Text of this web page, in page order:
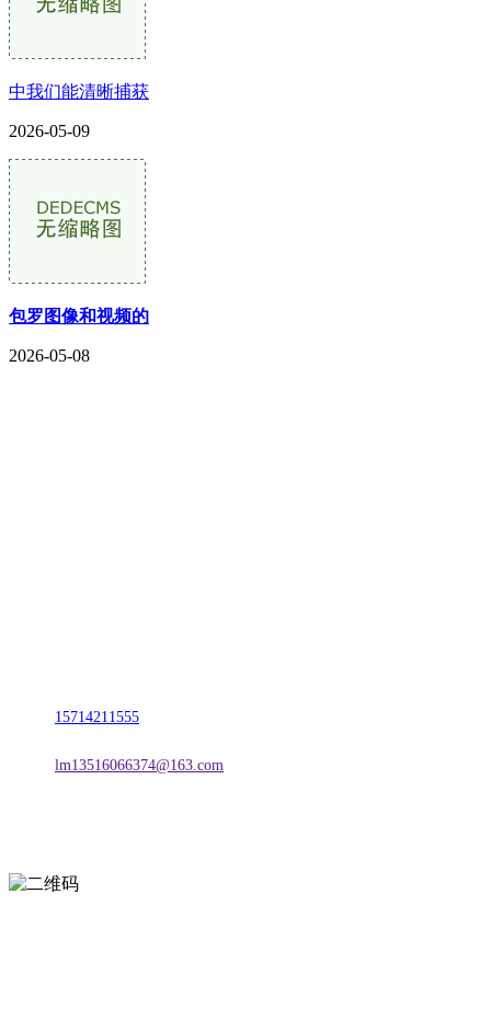
中我们能清晰捕获
2026-05-09
包罗图像和视频的
2026-05-08
15714211555
lm13516066374@163.com